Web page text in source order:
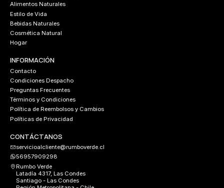
Alimentos Naturales
Estilo de Vida
Bebidas Naturales
Cosmética Natural
Hogar
INFORMACIÓN
Contacto
Condiciones Despacho
Preguntas Frecuentes
Términos y Condiciones
Política de Reembolsos y Cambios
Políticas de Privacidad
CONTÁCTANOS
servicioalcliente@rumboverde.cl
56957909298
Rumbo Verde
Latadía 4317, Las Condes
Santiago - Las Condes